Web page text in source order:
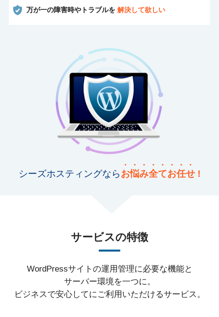
万が一の障害時やトラブルを 解決して欲しい
シーズホスティングならお悩み全てお任せ !
サービスの特徴
WordPressサイトの運用管理に必要な機能と
サーバー環境を一つに。
ビジネスで安心してにご利用いただけるサービス。